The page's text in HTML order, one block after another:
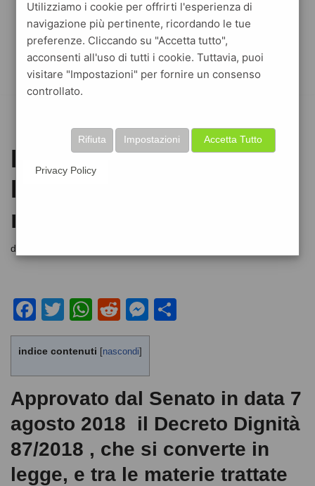
LEGGE DECRETO
DIGNITA’: le nuove
norme sul lavoro
di
F
a
c
e
b
o
o
k
T
wi
tt
er
W
h
at
s
A
p
p
R
e
d
di
t
M
e
e
n
g
er
vi
di
indice contenuti [nascondi]
Approvato dal Senato in data 7
agosto 2018 il Decreto Dignità
87/2018 , che si converte in
legge, e tra le materie trattate
Utilizziamo i cookie per offrirti l'esperienza di
navigazione più pertinente, ricordando le tue
preferenze. Cliccando su "Accetta tutto",
acconsenti all'uso di tutti i cookie. Tuttavia, puoi
visitare "Impostazioni" per fornire un consenso
controllato.
Accetta Tutto
Impostazioni
Rifiuta
Privacy Policy